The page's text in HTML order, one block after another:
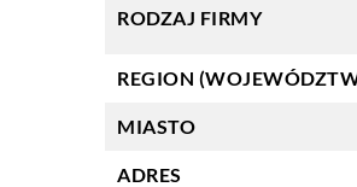
RODZAJ FIRMY
REGION
MIASTO
ADRES